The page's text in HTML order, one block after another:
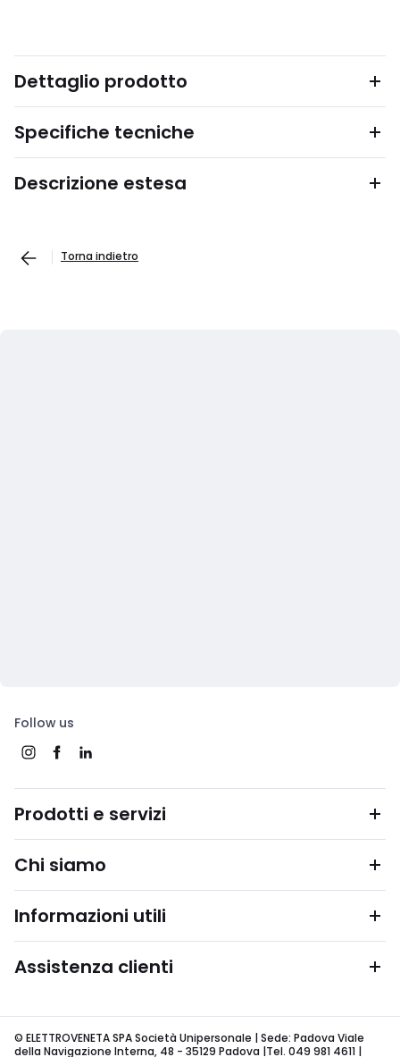
Dettaglio prodotto
Specifiche tecniche
Descrizione estesa
Torna indietro
Follow us
Prodotti e servizi
Chi siamo
Informazioni utili
Assistenza clienti
© ELETTROVENETA SPA Società Unipersonale | Sede: Padova Viale
della Navigazione Interna, 48 - 35129 Padova |Tel. 049 981 4611 |